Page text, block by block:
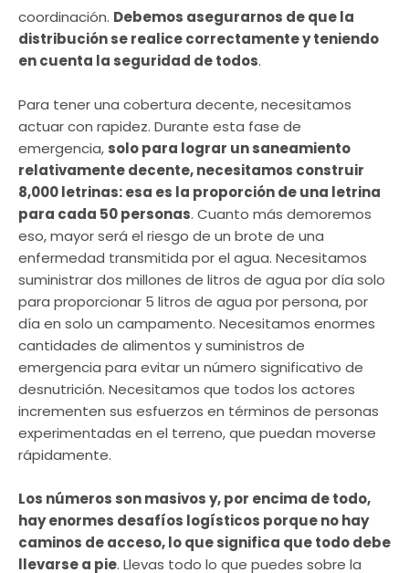
coordinación. Debemos asegurarnos de que la
distribución se realice correctamente y teniendo
en cuenta la seguridad de todos.
Para tener una cobertura decente, necesitamos
actuar con rapidez. Durante esta fase de
emergencia, solo para lograr un saneamiento
relativamente decente, necesitamos construir
8,000 letrinas: esa es la proporción de una letrina
para cada 50 personas. Cuanto más demoremos
eso, mayor será el riesgo de un brote de una
enfermedad transmitida por el agua. Necesitamos
suministrar dos millones de litros de agua por día solo
para proporcionar 5 litros de agua por persona, por
día en solo un campamento. Necesitamos enormes
cantidades de alimentos y suministros de
emergencia para evitar un número significativo de
desnutrición. Necesitamos que todos los actores
incrementen sus esfuerzos en términos de personas
experimentadas en el terreno, que puedan moverse
rápidamente.
Los números son masivos y, por encima de todo,
hay enormes desafíos logísticos porque no hay
caminos de acceso, lo que significa que todo debe
llevarse a pie. Llevas todo lo que puedes sobre la